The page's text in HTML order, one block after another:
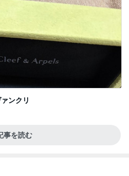
ンクリ
事を読む